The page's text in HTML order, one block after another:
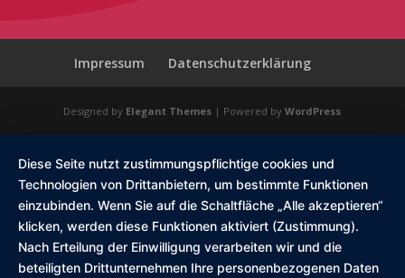
Impressum Datenschutzerklärung
Designed by Elegant Themes | Powered byWordPress
Diese Seite nutzt zustimmungspflichtige cookies und
Technologien von Drittanbietern, um bestimmte Funktionen
einzubinden. Wenn Sie auf die Schaltfläche „Alle akzeptieren“
klicken, werden diese Funktionen aktiviert (Zustimmung).
Nach Erteilung der Einwilligung verarbeiten wir und die
beteiligten Drittunternehmen Ihre personenbezogenen Daten